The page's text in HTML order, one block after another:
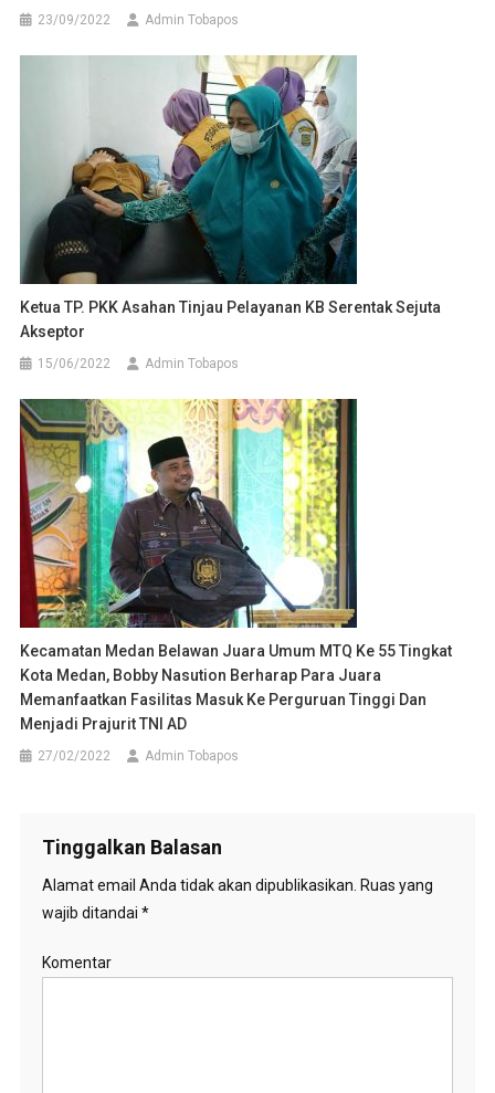
23/09/2022 Admin Tobapos
Ketua TP. PKK Asahan Tinjau Pelayanan KB Serentak Sejuta
Akseptor
15/06/2022 Admin Tobapos
Kecamatan Medan Belawan Juara Umum MTQ Ke 55 Tingkat
Kota Medan, Bobby Nasution Berharap Para Juara
Memanfaatkan Fasilitas Masuk Ke Perguruan Tinggi Dan
Menjadi Prajurit TNI AD
27/02/2022 Admin Tobapos
Tinggalkan Balasan
Alamat email Anda tidak akan dipublikasikan. Ruas yang
wajib ditandai *
Komentar